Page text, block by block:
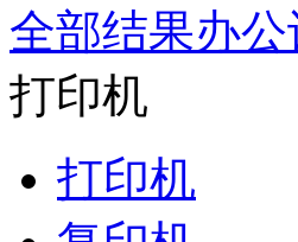
全部结果办
打印机
打印机